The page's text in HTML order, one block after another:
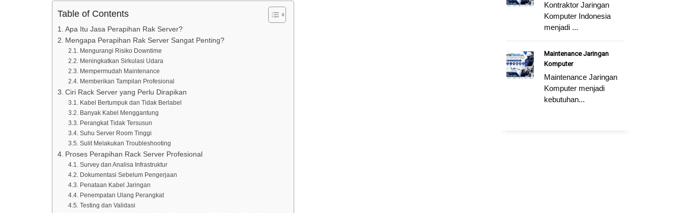
Table of Contents
Apa Itu Jasa Perapihan Rak Server?
Mengapa Perapihan Rak Server Sangat Penting?
Mengurangi Risiko Downtime
Meningkatkan Sirkulasi Udara
Mempermudah Maintenance
Memberikan Tampilan Profesional
Ciri Rack Server yang Perlu Dirapikan
Kabel Bertumpuk dan Tidak Berlabel
Banyak Kabel Menggantung
Perangkat Tidak Tersusun
Suhu Server Room Tinggi
Sulit Melakukan Troubleshooting
Proses Perapihan Rack Server Profesional
Survey dan Analisa Infrastruktur
Dokumentasi Sebelum Pengerjaan
Penataan Kabel Jaringan
Penempatan Ulang Perangkat
Testing dan Validasi
Kontraktor Jaringan
Komputer Indonesia
menjadi ...
Maintenance Jaringan
Komputer
Maintenance Jaringan
Komputer menjadi
kebutuhan...